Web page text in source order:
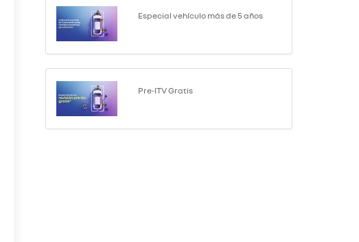
Especial vehículo más de 5 años
Pre-ITV Gratis